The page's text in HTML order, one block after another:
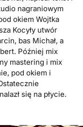
nagraniowym
okiem Wojtka
Kocyły utwór
bas Michał, a
Później mix
mastering i mix
pod okiem i
się na płycie.